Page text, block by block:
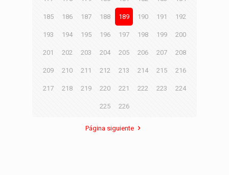
185 186 187 188 189 190 191 192
193 194 195 196 197 198 199 200
201 202 203 204 205 206 207 208
209 210 211 212 213 214 215 216
217 218 219 220 221 222 223 224
225 226
Página siguiente